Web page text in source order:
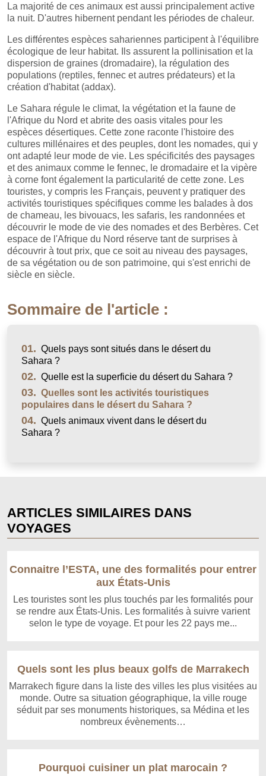
La majorité de ces animaux est aussi principalement active
la nuit. D'autres hibernent pendant les périodes de chaleur.
Les différentes espèces sahariennes participent à l'équilibre
écologique de leur habitat. Ils assurent la pollinisation et la
dispersion de graines (dromadaire), la régulation des
populations (reptiles, fennec et autres prédateurs) et la
création d'habitat (addax).
Le Sahara régule le climat, la végétation et la faune de
l'Afrique du Nord et abrite des oasis vitales pour les
espèces désertiques. Cette zone raconte l'histoire des
cultures millénaires et des peuples, dont les nomades, qui y
ont adapté leur mode de vie. Les spécificités des paysages
et des animaux comme le fennec, le dromadaire et la vipère
à corne font également la particularité de cette zone. Les
touristes, y compris les Français, peuvent y pratiquer des
activités touristiques spécifiques comme les balades à dos
de chameau, les bivouacs, les safaris, les randonnées et
découvrir le mode de vie des nomades et des Berbères. Cet
espace de l'Afrique du Nord réserve tant de surprises à
découvrir à tout prix, que ce soit au niveau des paysages,
de sa végétation ou de son patrimoine, qui s'est enrichi de
siècle en siècle.
Sommaire de l'article :
01. Quels pays sont situés dans le désert du
Sahara ?
02. Quelle est la superficie du désert du Sahara ?
03. Quelles sont les activités touristiques
populaires dans le désert du Sahara ?
04. Quels animaux vivent dans le désert du
Sahara ?
ARTICLES SIMILAIRES DANS
VOYAGES
Connaitre l’ESTA, une des formalités pour entrer
aux États-Unis
Les touristes sont les plus touchés par les formalités pour
se rendre aux États-Unis. Les formalités à suivre varient
selon le type de voyage. Et pour les 22 pays me...
Quels sont les plus beaux golfs de Marrakech
Marrakech figure dans la liste des villes les plus visitées au
monde. Outre sa situation géographique, la ville rouge
séduit par ses monuments historiques, sa Médina et les
nombreux évènements…
Pourquoi cuisiner un plat marocain ?